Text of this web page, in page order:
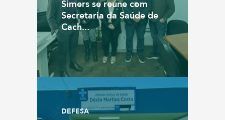
Simers se reúne com
Secretaria da Saúde de
Cach...
DEFESA